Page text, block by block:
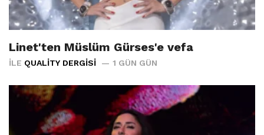
Linet'ten Müslüm Gürses'e vefa
İLE QUALITY DERGISI 1 GÜN GÜN